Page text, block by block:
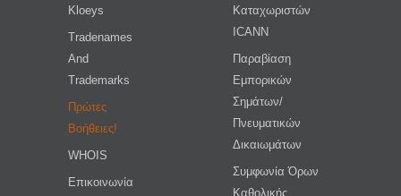
Kloeys
Tradenames
And
Trademarks
Πρώτες
Βοήθειες!
WHOIS
Επικοινωνία
Καταχωριστών
ICANN
Παραβίαση
Εμπορικών
Σημάτων/
Πνευματικών
Δικαιωμάτων
Συμφωνία Όρων
Καθολικής